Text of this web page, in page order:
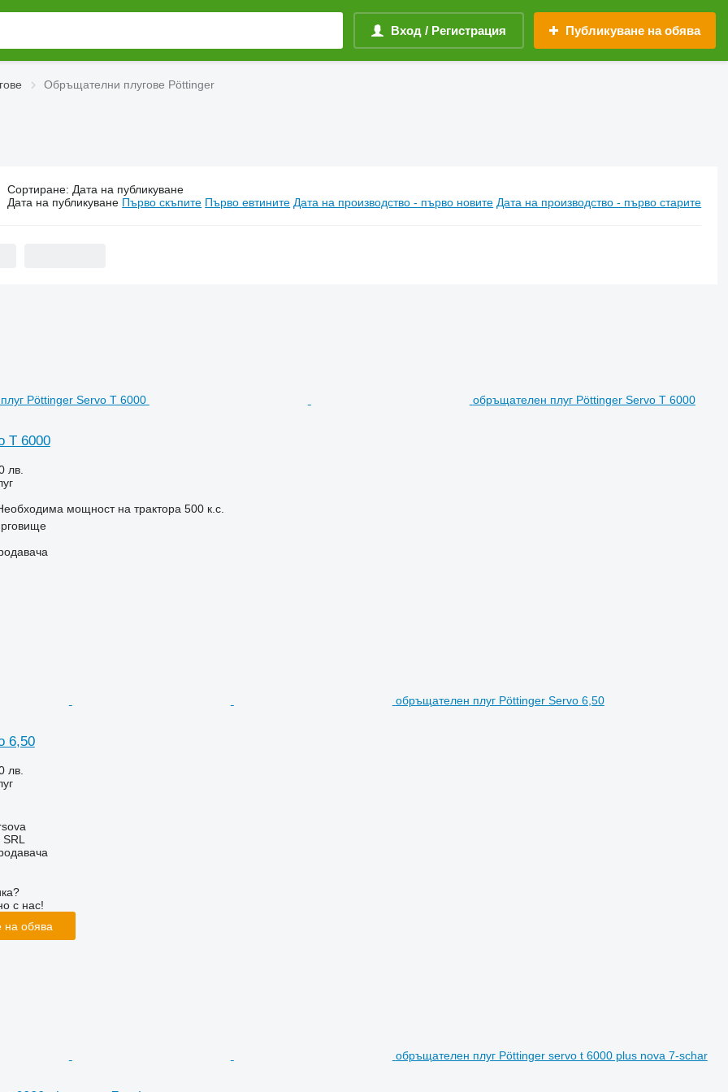
Вход / Регистрация Публикуване на обява
Обръщателни плугове Pöttinger
плугове Pöttinger
Сортиране: Дата на публикуване
Дата на публикуване Първо скъпите Първо евтините Дата на производство - първо новите Дата на производство - първо старите
обръщателен плуг Pöttinger Servo T 6000
T 6000
лв.
мощност на трактора 500 к.с.
обръщателен плуг Pöttinger Servo 6,50
6,50
лв.
с нас!
на обява
обръщателен плуг Pöttinger servo t 6000 plus nova 7-schar